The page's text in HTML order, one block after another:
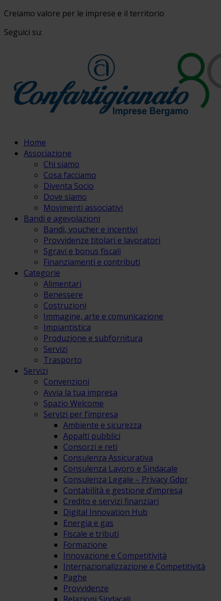
Creiamo valore per le imprese e il territorio
Seguici su:
Home
Associazione
Chi siamo
Cosa facciamo
Diventa Socio
Dove siamo
Movimenti associativi
Bandi e agevolazioni
Bandi, voucher e incentivi
Provvidenze titolari e lavoratori
Sgravi e bonus fiscali
Finanziamenti e contributi
Categorie
Alimentari
Benessere
Costruzioni
Immagine, arte e comunicazione
Impiantistica
Produzione e subfornitura
Servizi
Trasporto
Servizi
Convenzioni
Avvia la tua impresa
Spazio Welcome
Servizi per l’impresa
Ambiente e sicurezza
Appalti pubblici
Consorzi e reti
Consulenza Assicurativa
Consulenza Lavoro e Sindacale
Consulenza Legale – Privacy Gdpr
Contabilità e gestione d’impresa
Credito e servizi finanziari
Digital Innovation Hub
Energia e gas
Fiscale e tributi
Formazione
Innovazione e Competitività
Internazionalizzazione e Competitività
Paghe
Provvidenze